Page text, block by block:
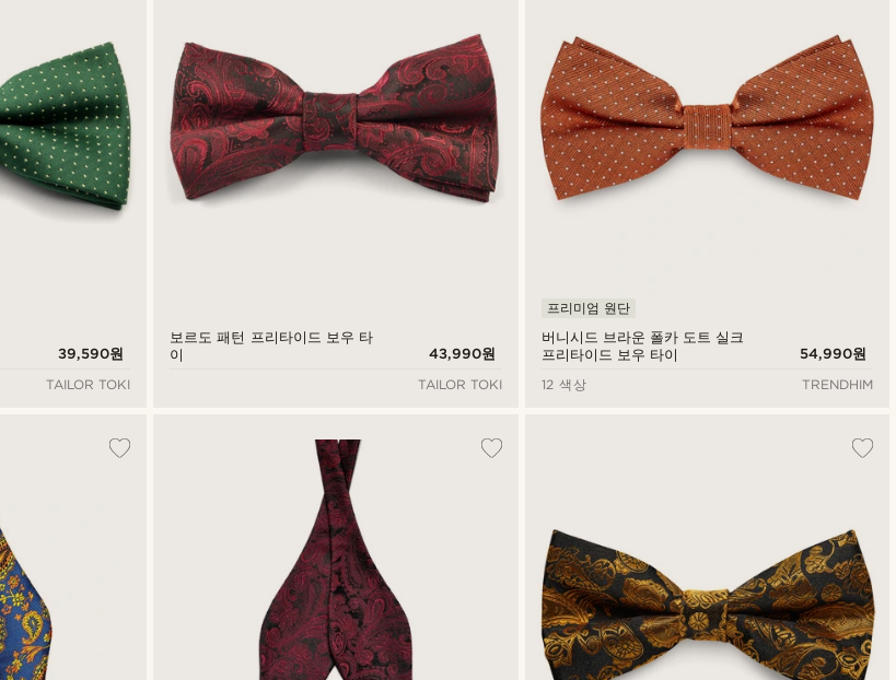
39,590원
TAILOR TOKI
보르도 패턴 프리타이드 보우 타
이
43,990원
TAILOR TOKI
버니시드 브라운 폴카 도트 실크
프리타이드 보우 타이
프리미엄 원단
54,990원
12 색상
TRENDHIM